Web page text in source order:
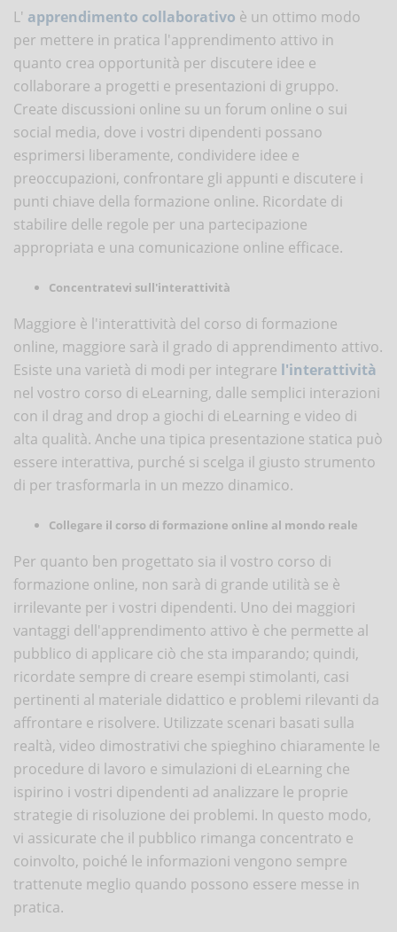
L' apprendimento collaborativo è un ottimo modo
per mettere in pratica l'apprendimento attivo in
quanto crea opportunità per discutere idee e
collaborare a progetti e presentazioni di gruppo.
Create discussioni online su un forum online o sui
social media, dove i vostri dipendenti possano
esprimersi liberamente, condividere idee e
preoccupazioni, confrontare gli appunti e discutere i
punti chiave della formazione online. Ricordate di
stabilire delle regole per una partecipazione
appropriata e una comunicazione online efficace.
Concentratevi sull'interattività
Maggiore è l'interattività del corso di formazione
online, maggiore sarà il grado di apprendimento attivo.
Esiste una varietà di modi per integrare l'interattività
nel vostro corso di eLearning, dalle semplici interazioni
con il drag and drop a giochi di eLearning e video di
alta qualità. Anche una tipica presentazione statica può
essere interattiva, purché si scelga il giusto strumento
di per trasformarla in un mezzo dinamico.
Collegare il corso di formazione online al mondo reale
Per quanto ben progettato sia il vostro corso di
formazione online, non sarà di grande utilità se è
irrilevante per i vostri dipendenti. Uno dei maggiori
vantaggi dell'apprendimento attivo è che permette al
pubblico di applicare ciò che sta imparando; quindi,
ricordate sempre di creare esempi stimolanti, casi
pertinenti al materiale didattico e problemi rilevanti da
affrontare e risolvere. Utilizzate scenari basati sulla
realtà, video dimostrativi che spieghino chiaramente le
procedure di lavoro e simulazioni di eLearning che
ispirino i vostri dipendenti ad analizzare le proprie
strategie di risoluzione dei problemi. In questo modo,
vi assicurate che il pubblico rimanga concentrato e
coinvolto, poiché le informazioni vengono sempre
trattenute meglio quando possono essere messe in
pratica.